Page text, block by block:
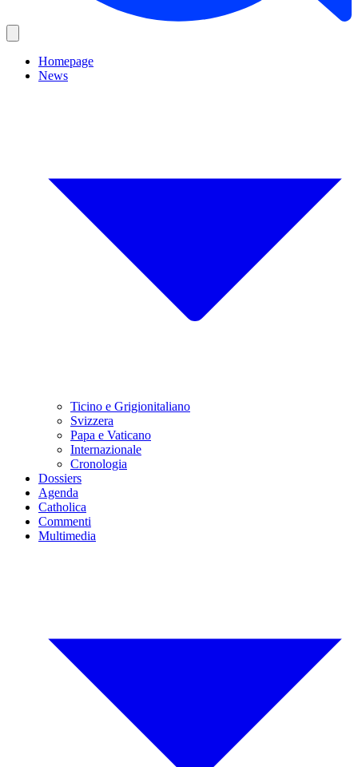
Homepage
News
Ticino e Grigionitaliano
Svizzera
Papa e Vaticano
Internazionale
Cronologia
Dossiers
Agenda
Catholica
Commenti
Multimedia